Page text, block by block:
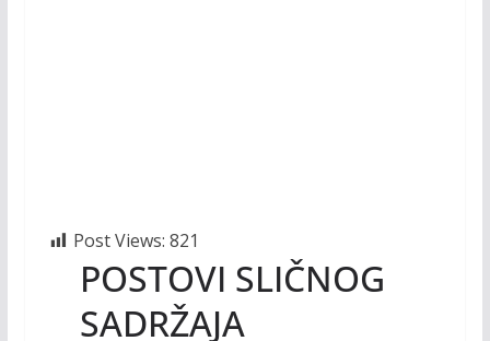
Post Views: 821
POSTOVI SLIČNOG
SADRŽAJA